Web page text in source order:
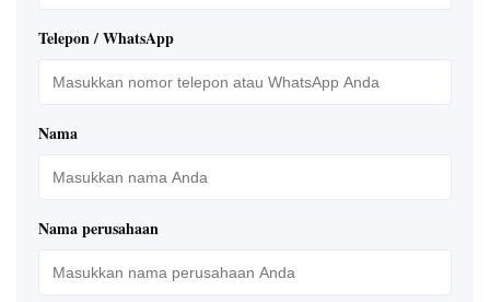
Telepon / WhatsApp
Nama
Nama perusahaan